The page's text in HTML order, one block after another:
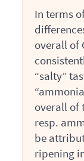
In terms
overall of
“salty”
overall of
resp.
be
ripening